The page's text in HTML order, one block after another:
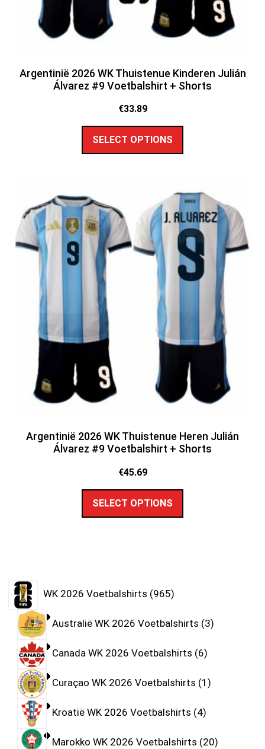
Argentinië 2026 WK Thuistenue Kinderen Julián
Álvarez #9 Voetbalshirt + Shorts
€33.89
SELECT OPTIONS
Argentinië 2026 WK Thuistenue Heren Julián
Álvarez #9 Voetbalshirt + Shorts
€45.69
SELECT OPTIONS
WK 2026 Voetbalshirts 965
Australië WK 2026 Voetbalshirts 3
Canada WK 2026 Voetbalshirts 6
Curaçao WK 2026 Voetbalshirts 1
Kroatië WK 2026 Voetbalshirts 4
Marokko WK 2026 Voetbalshirts 20